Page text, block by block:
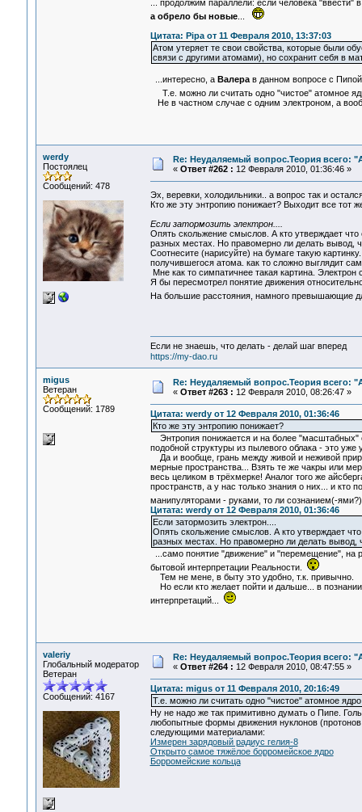
... продолжим параллели: если человека "ввести"
а обрело бы новые...
Цитата: Pipa от 11 Февраля 2010, 13:37:03
Атом утеряет те свои свойства, которые были
связи с другими атомами), но сохранит себя в
...интересно, аВалерав данном вопросе с
Т.е. можно ли считать одно "чистое" атомное
Не в частном случае с одним электроном, а
werdy
Постоялец
Сообщений: 478
Re: Неудаляемый вопрос.Теория всего:
« Ответ #262 : 12 Февраля 2010, 01:36:46 »
Эх, веревки, холодильники.. а вопрос так и
Кто же эту энтропию понижает? Выходит все тот
Если затормозить электрон....
Опять скольжение смыслов. А кто утверждает
разных местах. Но правомерно ли делать вывод,
Соотнесите (нарисуйте) на бумаге такую
получившегося атома. как то сложно выглядит
Мне как то симпатичнее такая картина.
Я бы пересмотрел понятие движения
На большие расстояния, намного превышающие
Если не знаешь, что делать - делай шаг вперед
https://my-dao.ru
migus
Ветеран
Сообщений: 1789
Re: Неудаляемый вопрос.Теория всего:
« Ответ #263 : 12 Февраля 2010, 08:26:47 »
Цитата: werdy от 12 Февраля 2010, 01:36:46
Кто же эту энтропию понижает?
Энтропия понижается и на более "масштабных"
подобной структуры из пылевого облака - это
Да и вообще, грань между живой и неживой
мерные пространства... Взять те же чакры или
весь целиком в трёхмерке! Аналог того же
пространств, а у нас только знания о них... и кто
манипуляторами - руками, то ли сознанием(-
Цитата: werdy от 12 Февраля 2010, 01:36:46
Если затормозить электрон....
Опять скольжение смыслов. А кто утверждает
разных местах. Но правомерно ли делать вывод,
...само понятие "движение" и "перемещение", на
бытовой интерпретации Реальности.
Тем не мене, в быту это удобно, т.к. привычно.
Но если кто желает пойти и дальше... в
интерпретаций...
valeriy
Глобальный модератор
Ветеран
Сообщений: 4167
Re: Неудаляемый вопрос.Теория всего:
« Ответ #264 : 12 Февраля 2010, 08:47:55 »
Цитата: migus от 11 Февраля 2010, 20:16:49
Т.е. можно ли считать одно "чистое" атомное
Ну не надо же так примитивно думать о Пипе.
любопытные формы движения нуклонов (протонов
следующими материалами:
Измерен зарядовый радиус гелия-8
Открыто самое тяжёлое борромейское ядро
Борромейские кольца